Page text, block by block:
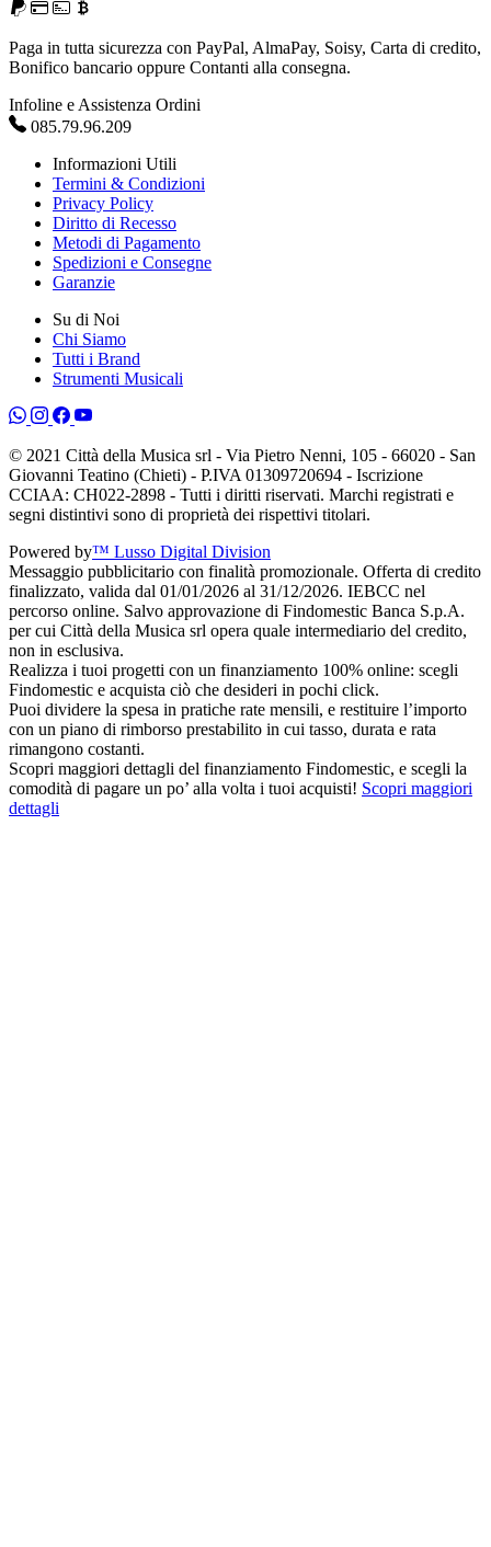
Paga in tutta sicurezza con PayPal, AlmaPay, Soisy, Carta di credito,
Bonifico bancario oppure Contanti alla consegna.
Infoline e Assistenza Ordini
085.79.96.209
Informazioni Utili
Termini & Condizioni
Privacy Policy
Diritto di Recesso
Metodi di Pagamento
Spedizioni e Consegne
Garanzie
Su di Noi
Chi Siamo
Tutti i Brand
Strumenti Musicali
© 2021 Città della Musica srl - Via Pietro Nenni, 105 - 66020 - San
Giovanni Teatino (Chieti) - P.IVA 01309720694 - Iscrizione
CCIAA: CH022-2898 - Tutti i diritti riservati. Marchi registrati e
segni distintivi sono di proprietà dei rispettivi titolari.
Powered by™ Lusso Digital Division
Messaggio pubblicitario con finalità promozionale. Offerta di credito
finalizzato, valida dal 01/01/2026 al 31/12/2026. IEBCC nel
percorso online. Salvo approvazione di Findomestic Banca S.p.A.
per cui Città della Musica srl opera quale intermediario del credito,
non in esclusiva.
Realizza i tuoi progetti con un finanziamento 100% online: scegli
Findomestic e acquista ciò che desideri in pochi click.
Puoi dividere la spesa in pratiche rate mensili, e restituire l’importo
con un piano di rimborso prestabilito in cui tasso, durata e rata
rimangono costanti.
Scopri maggiori dettagli del finanziamento Findomestic, e scegli la
comodità di pagare un po’ alla volta i tuoi acquisti! Scopri maggiori
dettagli